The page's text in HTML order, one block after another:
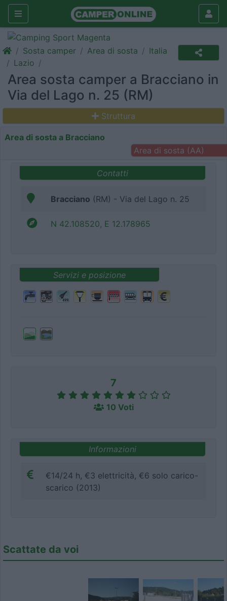
Sosta camper Area di sosta
Italia
Lazio
Area sosta camper a Bracciano in
Via del Lago n. 25 (RM)
Struttura
Area di sosta a Bracciano
Area di sosta (AA)
Contatti
Bracciano (RM) - Via del Lago n. 25
N 42.108520, E 12.178965
Servizi e posizione
7
10 Voti
Informazioni
€14/24 h, €3 elettricità, €6 solo carico-
scarico (2013)
Scattate da voi